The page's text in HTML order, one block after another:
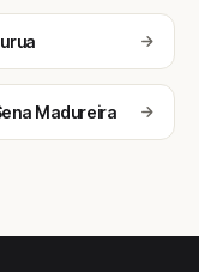
Madureira